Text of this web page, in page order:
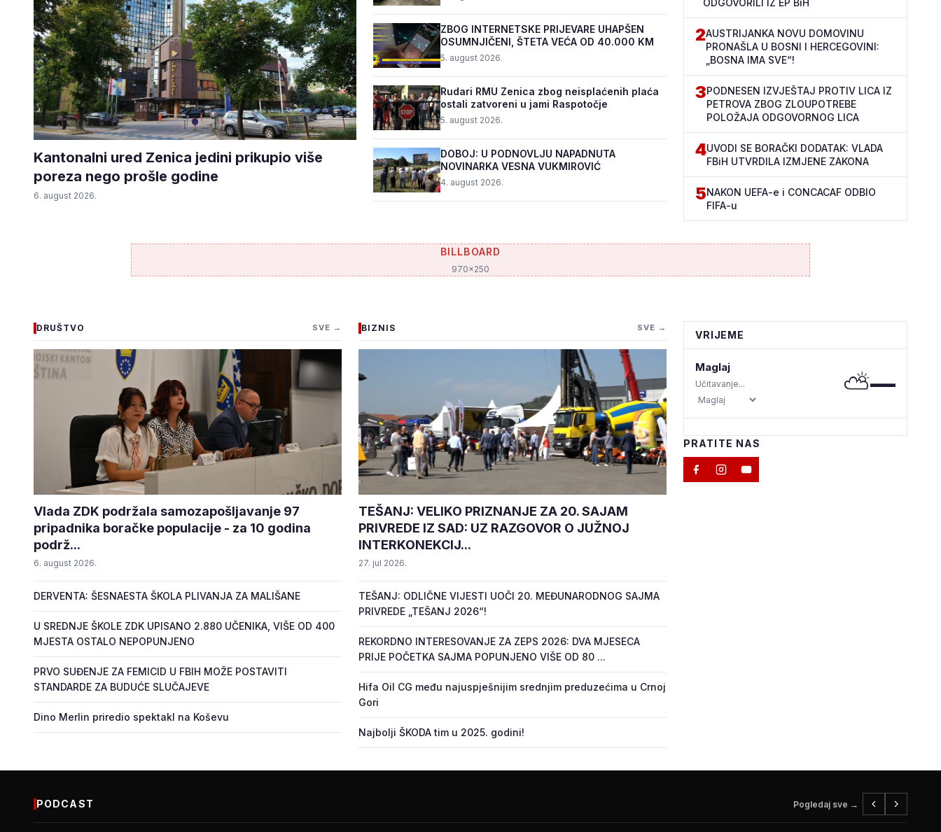
Kantonalni ured Zenica jedini prikupio više
poreza nego prošle godine
6. august 2026.
ZBOG INTERNETSKE PRIJEVARE UHAPŠEN
OSUMNJIČENI, ŠTETA VEĆA OD 40.000 KM
5. august 2026.
Rudari RMU Zenica zbog neisplaćenih plaća
ostali zatvoreni u jami Raspotočje
5. august 2026.
DOBOJ: U PODNOVLJU NAPADNUTA
NOVINARKA VESNA VUKMIROVIĆ
4. august 2026.
ODGOVORILI IZ EP BiH
2AUSTRIJANKA NOVU DOMOVINU
PRONAŠLA U BOSNI I HERCEGOVINI:
„BOSNA IMA SVE“!
3PODNESEN IZVJEŠTAJ PROTIV LICA IZ
PETROVA ZBOG ZLOUPOTREBE
POLOŽAJA ODGOVORNOG LICA
4UVODI SE BORAČKI DODATAK: VLADA
FBiH UTVRDILA IZMJENE ZAKONA
5NAKON UEFA-e i CONCACAF ODBIO
FIFA-u
BILLBOARD
970x250
DRUŠTVO SVE →
Vlada ZDK podržala samozapošljavanje 97
pripadnika boračke populacije - za 10 godina
podrž...
6. august 2026.
DERVENTA: ŠESNAESTA ŠKOLA PLIVANJA ZA MALIŠANE
U SREDNJE ŠKOLE ZDK UPISANO 2.880 UČENIKA, VIŠE OD 400
MJESTA OSTALO NEPOPUNJENO
PRVO SUĐENJE ZA FEMICID U FBIH MOŽE POSTAVITI
STANDARDE ZA BUDUĆE SLUČAJEVE
Dino Merlin priredio spektakl na Koševu
BIZNIS SVE →
TEŠANJ: VELIKO PRIZNANJE ZA 20. SAJAM
PRIVREDE IZ SAD: UZ RAZGOVOR O JUŽNOJ
INTERKONEKCIJ...
27. jul 2026.
TEŠANJ: ODLIČNE VIJESTI UOČI 20. MEĐUNARODNOG SAJMA
PRIVREDE „TEŠANJ 2026“!
REKORDNO INTERESOVANJE ZA ZEPS 2026: DVA MJESECA
PRIJE POČETKA SAJMA POPUNJENO VIŠE OD 80 ...
Hifa Oil CG među najuspješnijim srednjim preduzećima u Crnoj
Gori
Najbolji ŠKODA tim u 2025. godini!
VRIJEME
Maglaj
Učitavanje... ⛅—
PRATITE NAS
PODCAST Pogledaj sve →